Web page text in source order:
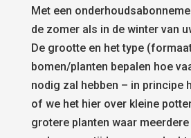
Met een
de zomer als in de winter van
De grootte en het type
bomen/planten bepalen hoe
nodig zal hebben – in principe
of we het hier over kleine
grotere planten waar